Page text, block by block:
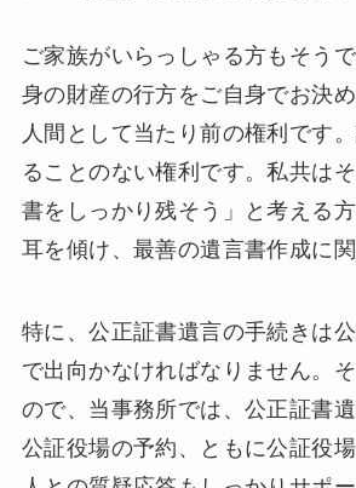
ご家族がいらっしゃる方もそう
身の財産の行方をご自身でお決め
人間として当たり前の権利です
ることのない権利です。私共は
書をしっかり残そう」と考える
耳を傾け、最善の遺言書作成に関
特に、公正証書遺言の手続きは
で出向かなければなりません。
ので、当事務所では、公正証書遺
公証役場の予約、ともに公証役